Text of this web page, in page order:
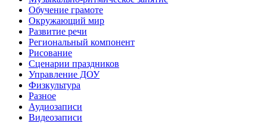
Обучение грамоте
Окружающий мир
Развитие речи
Региональный компонент
Рисование
Сценарии праздников
Управление ДОУ
Физкультура
Разное
Аудиозаписи
Видеозаписи